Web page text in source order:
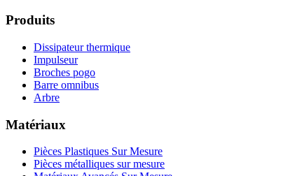
Produits
Dissipateur thermique
Impulseur
Broches pogo
Barre omnibus
Arbre
Matériaux
Pièces Plastiques Sur Mesure
Pièces métalliques sur mesure